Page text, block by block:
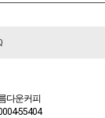
다운커피
55404